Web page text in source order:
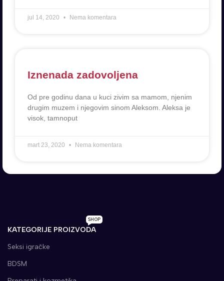
jul 14, 2020 Nema komentara
Iznenada zadovoljena
Od pre godinu dana u kuci zivim sa mamom, njenim
drugim muzem i njegovim sinom Aleksom. Aleksa je
visok, tamnoput
mart 23, 2020 Nema komentara
KATEGORIJE PROIZVODA
SHOP
Seksi igračke
BDSM